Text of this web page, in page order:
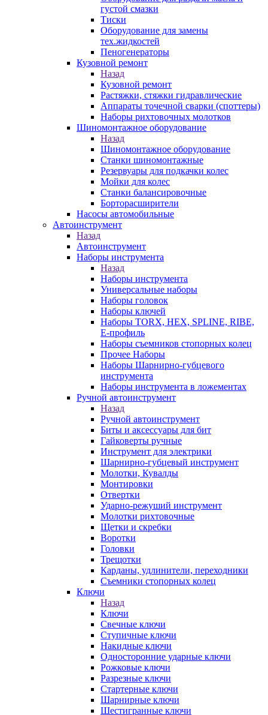
густой смазки
Тиски
Оборудование для замены
тех.жидкостей
Пеногенераторы
Кузовной ремонт
Назад
Кузовной ремонт
Растяжки, стяжки гидравлические
Аппараты точечной сварки (споттеры)
Наборы рихтовочных молотков
Шиномонтажное оборудование
Назад
Шиномонтажное оборудование
Станки шиномонтажные
Резервуары для подкачки колес
Мойки для колес
Станки балансировочные
Борторасширители
Насосы автомобильные
Автоинструмент
Назад
Автоинструмент
Наборы инструмента
Назад
Наборы инструмента
Универсальные наборы
Наборы головок
Наборы ключей
Наборы TORX, HEX, SPLINE, RIBE,
E-профиль
Наборы съемников стопорных колец
Прочее Наборы
Наборы Шарнирно-губцевого
инструмента
Наборы инструмента в ложементах
Ручной автоинструмент
Назад
Ручной автоинструмент
Биты и аксессуары для бит
Гайковерты ручные
Инструмент для электрики
Шарнирно-губцевый инструмент
Молотки, Кувалды
Монтировки
Отвертки
Ударно-режуший инструмент
Молотки рихтовочные
Щетки и скребки
Воротки
Головки
Трещотки
Карданы, удлинители, переходники
Съемники стопорных колец
Ключи
Назад
Ключи
Свечные ключи
Ступичные ключи
Накидные ключи
Односторонние ударные ключи
Рожковые ключи
Разрезные ключи
Стартерные ключи
Шарнирные ключи
Шестигранные ключи